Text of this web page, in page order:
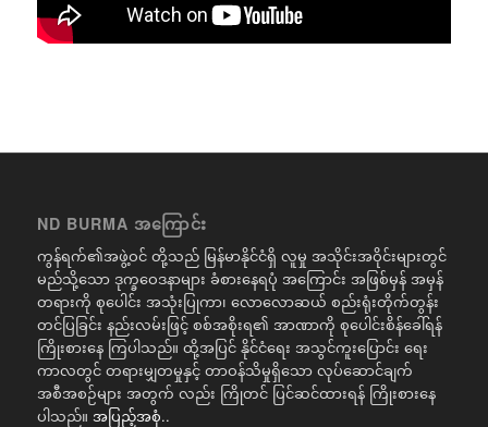
ND BURMA အကြောင်း
ကွန်ရက်၏အဖွဲ့ဝင် တို့သည် မြန်မာနိုင်ငံရှိ လူမှု အသိုင်းအဝိုင်းများတွင်
မည်သို့သော ဒုက္ခဝေဒနာများ ခံစားနေရပုံ အကြောင်း အဖြစ်မှန် အမှန်
တရားကို စုပေါင်း အသုံးပြုကာ၊ လောလောဆယ် စည်းရုံးတိုက်တွန်း
တင်ပြခြင်း နည်းလမ်းဖြင့် စစ်အစိုးရ၏ အာဏာကို စုပေါင်းစိန်ခေါ်ရန်
ကြိုးစားနေ ကြပါသည်။ ထို့အပြင် နိုင်ငံရေး အသွင်ကူးပြောင်း ရေး
ကာလတွင် တရားမျှတမှုနှင့် တာဝန်သိမှုရှိသော လုပ်ဆောင်ချက်
အစီအစဉ်များ အတွက် လည်း ကြိုတင် ပြင်ဆင်ထားရန် ကြိုးစားနေ
ပါသည်။ အပြည့်အစုံ..